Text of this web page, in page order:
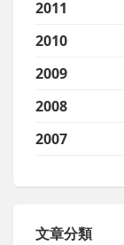
2011
2010
2009
2008
2007
文章分類